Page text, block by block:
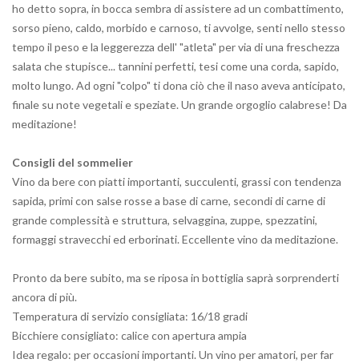
ho detto sopra, in bocca sembra di assistere ad un combattimento,
sorso pieno, caldo, morbido e carnoso, ti avvolge, senti nello stesso
tempo il peso e la leggerezza dell' "atleta" per via di una freschezza
salata che stupisce... tannini perfetti, tesi come una corda, sapido,
molto lungo. Ad ogni "colpo" ti dona ciò che il naso aveva anticipato,
finale su note vegetali e speziate. Un grande orgoglio calabrese! Da
meditazione!
Consigli del sommelier
Vino da bere con piatti importanti, succulenti, grassi con tendenza
sapida, primi con salse rosse a base di carne, secondi di carne di
grande complessità e struttura, selvaggina, zuppe, spezzatini,
formaggi stravecchi ed erborinati. Eccellente vino da meditazione.
Pronto da bere subito, ma se riposa in bottiglia saprà sorprenderti
ancora di più.
Temperatura di servizio consigliata: 16/18 gradi
Bicchiere consigliato: calice con apertura ampia
Idea regalo: per occasioni importanti. Un vino per amatori, per far